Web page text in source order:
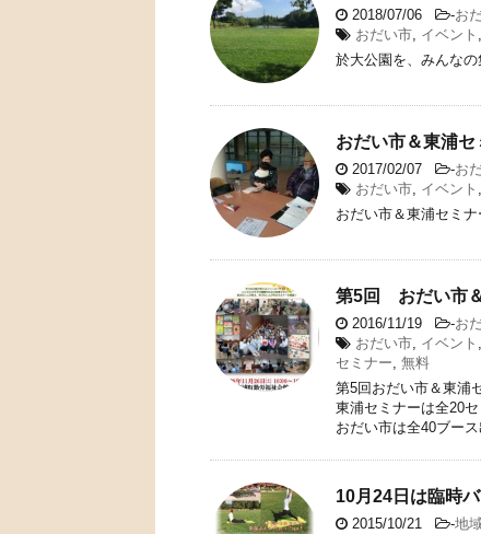
2018/07/06 -お
おだい市, イベント ,
於大公園を、みんなの
おだい市＆東浦
2017/02/07 -お
おだい市, イベント ,
おだい市＆東浦セミ
第5回 おだい市
2016/11/19 -お
おだい市, イベント ,
セミナー, 無料
第5回おだい市＆東浦
東浦セミナーは全20
おだい市は全40ブー
10月24日は臨時
2015/10/21 -地